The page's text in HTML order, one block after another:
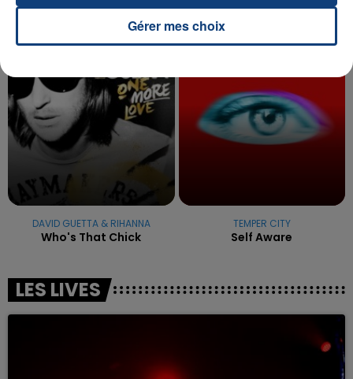
TITRES DIFFUSÉS
DAVID GUETTA & RIHANNA
Who's That Chick
TEMPER CITY
Self Aware
LES LIVES
Gérer mes choix